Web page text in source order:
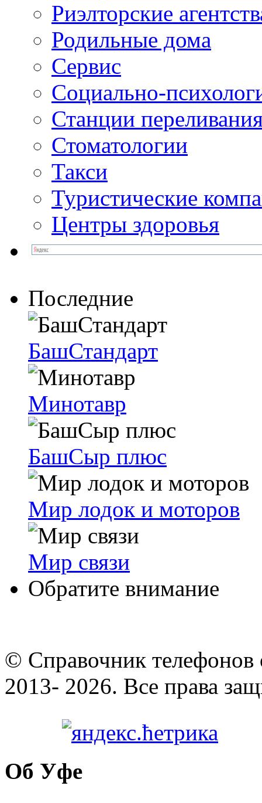
Риэлторские
Родильные дома
Сервис
Социально-
Станции
Стоматологии
Такси
Туристические
Центры здоровья
Последние
БашСтандарт
Минотавр
БашСыр плюс
Мир лодок и моторов
Мир связи
Обратите внимание
© Cправочник телефонов
2013- 2026. Все права
Об Уфе